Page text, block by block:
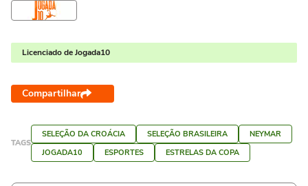
Licenciado de Jogada10
Compartilhar
TAGS
SELEÇÃO DA CROÁCIA SELEÇÃO BRASILEIRA
NEYMAR
JOGADA10
ESPORTES ESTRELAS DA COPA